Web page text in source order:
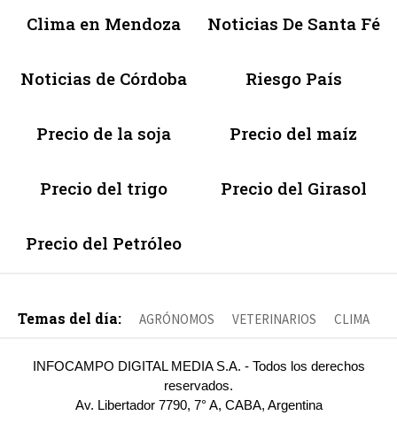
Clima en Mendoza Noticias De Santa Fé
Noticias de Córdoba Riesgo País
Precio de la soja Precio del maíz
Precio del trigo Precio del Girasol
Precio del Petróleo
Temas del día: AGRÓNOMOS VETERINARIOS CLIMA
INFOCAMPO DIGITAL MEDIA S.A. - Todos los derechos
reservados.
Av. Libertador 7790, 7° A, CABA, Argentina